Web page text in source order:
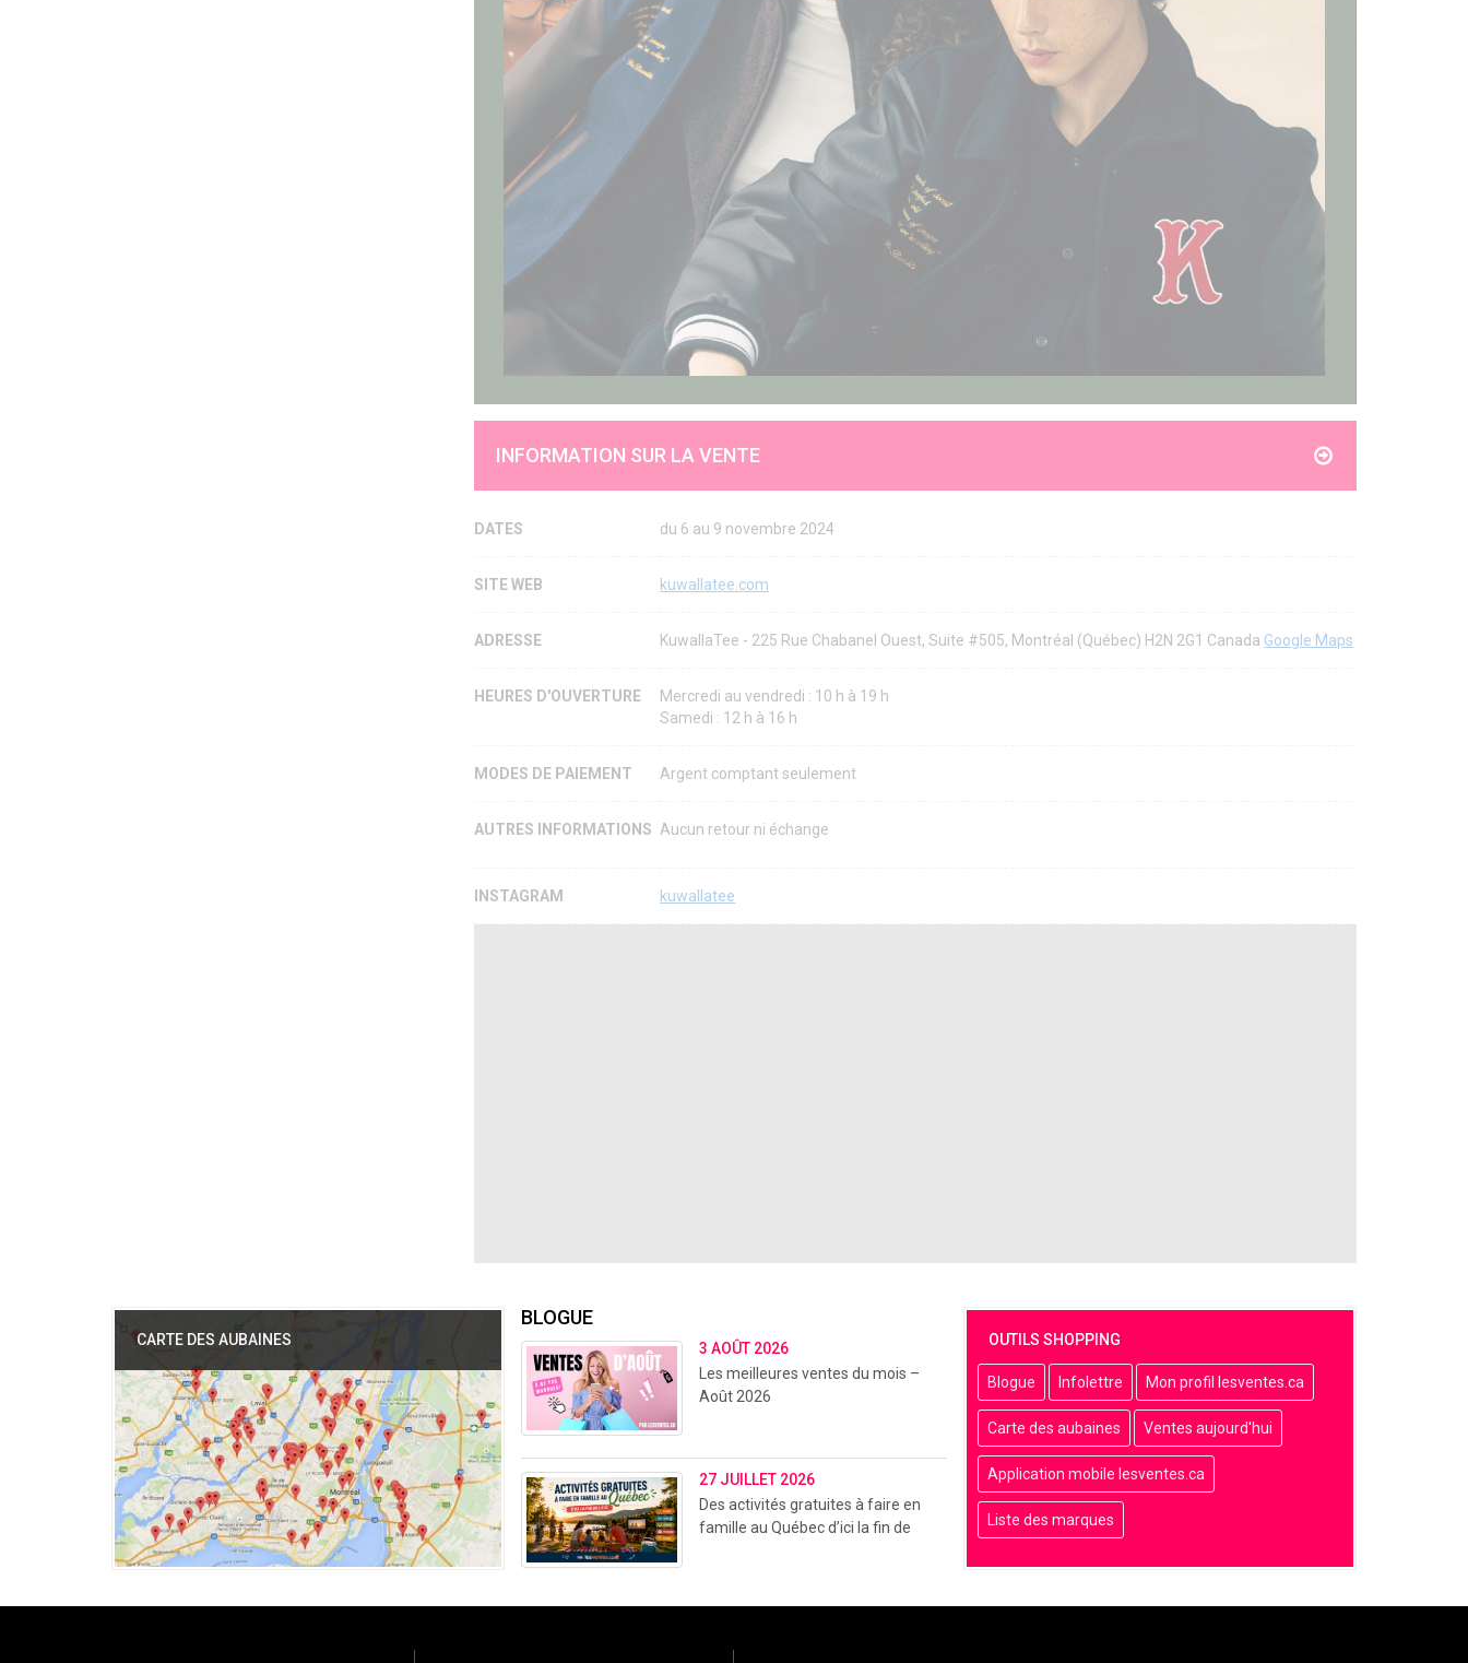
INFORMATION SUR LA VENTE
DATES du 6 au 9 novembre 2024
SITE WEB kuwallatee.com
ADRESSE KuwallaTee - 225 Rue Chabanel Ouest, Suite #505, Montréal (Québec) H2N 2G1 Canada Google Maps
HEURES D'OUVERTURE
Mercredi au vendredi : 10 h à 19 h
Samedi : 12 h à 16 h
MODES DE PAIEMENT Argent comptant seulement
AUTRES INFORMATIONS Aucun retour ni échange
INSTAGRAM kuwallatee
CARTE DES AUBAINES OUTILS SHOPPING
Blogue Infolettre Mon profil lesventes.ca
Carte des aubaines Ventes aujourd'hui
Application mobile lesventes.ca
Liste des marques
BLOGUE
3 AOÛT 2026
Les meilleures ventes du mois –
Août 2026
27 JUILLET 2026
Des activités gratuites à faire en
famille au Québec d’ici la fin de